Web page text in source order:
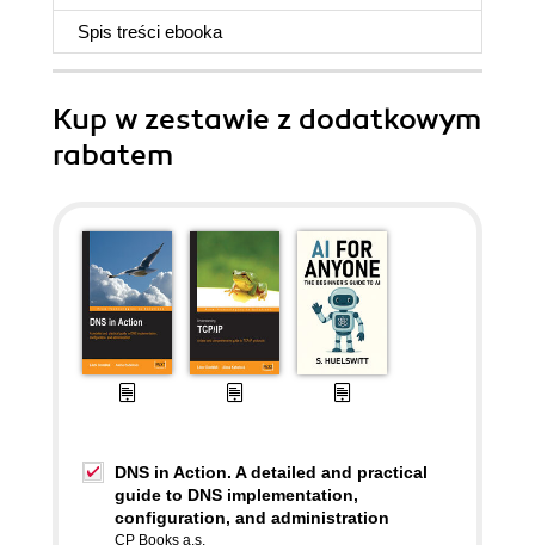
Spis treści ebooka
Kup w zestawie z dodatkowym
rabatem
DNS in Action. A detailed and practical
guide to DNS implementation,
configuration, and administration
CP Books a.s.